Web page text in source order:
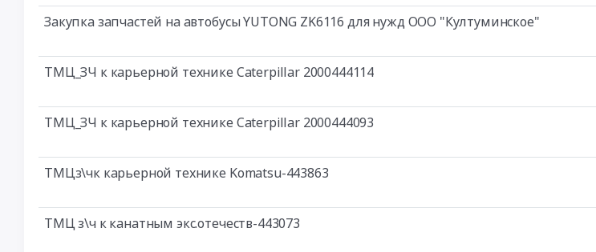
Закупка запчастей на автобусы YUTONG ZK6116 для нужд ООО "Култуминское"
ТМЦ_ЗЧ к карьерной технике Caterpillar 2000444114
ТМЦ_ЗЧ к карьерной технике Caterpillar 2000444093
ТМЦз\чк карьерной технике Komatsu-443863
ТМЦ з\ч к канатным экс.отечеств-443073